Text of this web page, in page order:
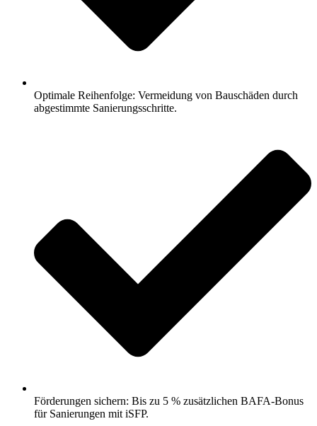
Optimale Reihenfolge: Vermeidung von Bauschäden durch
abgestimmte Sanierungsschritte.
Förderungen sichern: Bis zu 5 % zusätzlichen BAFA-Bonus
für Sanierungen mit iSFP.